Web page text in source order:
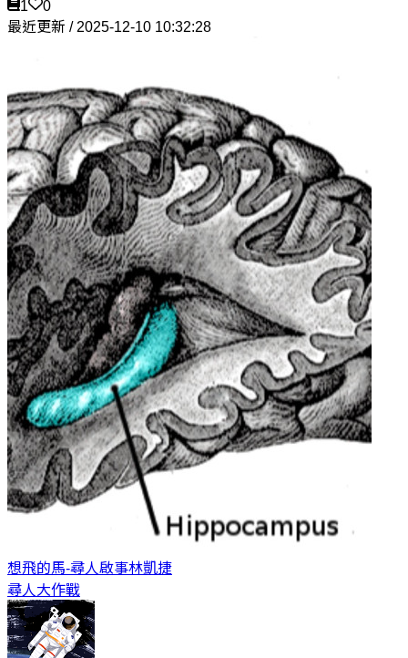
1
0
最近更新 / 2025-12-10 10:32:28
想飛的馬-尋人啟事林凱捷
尋人大作戰